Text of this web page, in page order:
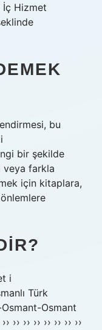
İç Hizmet
bu
bir şekilde
veya farkla
için kitaplara,
i
Türk
›› ›› ›› ›› ›› ››